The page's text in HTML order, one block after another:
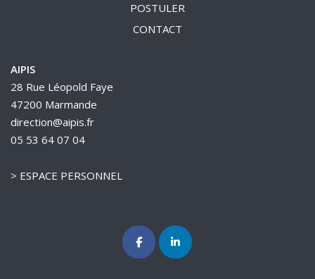
POSTULER
CONTACT
AIPIS
28 Rue Léopold Faye
47200 Marmande
direction@aipis.fr
05 53 64 07 04
> ESPACE PERSONNEL